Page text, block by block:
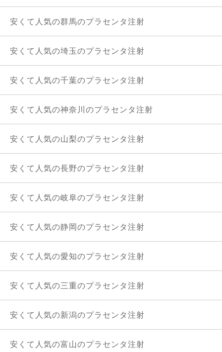
安くて人気の群馬のプラセンタ注射
安くて人気の埼玉のプラセンタ注射
安くて人気の千葉のプラセンタ注射
安くて人気の神奈川のプラセンタ注射
安くて人気の山梨のプラセンタ注射
安くて人気の長野のプラセンタ注射
安くて人気の岐阜のプラセンタ注射
安くて人気の静岡のプラセンタ注射
安くて人気の愛知のプラセンタ注射
安くて人気の三重のプラセンタ注射
安くて人気の新潟のプラセンタ注射
安くて人気の富山のプラセンタ注射